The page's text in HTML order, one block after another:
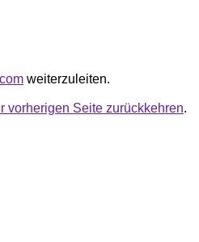
weiterzuleiten.
vorherigen Seite zurückkehren.